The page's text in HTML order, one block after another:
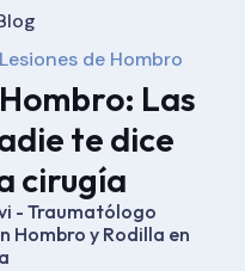
Lesiones de Hombro
Las
te dice
cirugía
- Traumatólogo
Hombro y Rodilla en